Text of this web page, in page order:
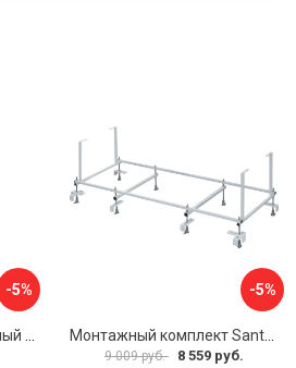
-5% -5%
9 009 руб. 8 559 руб.